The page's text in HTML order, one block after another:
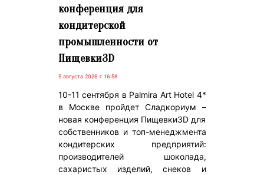
конференция для
кондитерской
промышленности от
Пищевки3D
5 августа 2026 г. 16:58
10-11 сентября в Palmira Art Hotel 4*
в Москве пройдет Сладкориум –
новая конференция Пищевки3D для
собственников и топ-менеджмента
кондитерских предприятий:
производителей шоколада,
сахаристых изделий, снеков и